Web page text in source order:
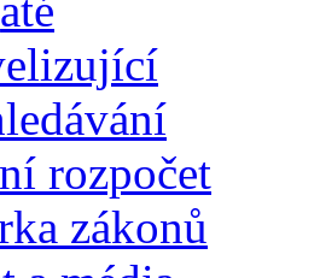
rozpočet
zákonů